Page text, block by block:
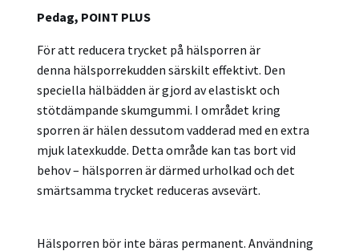
Pedag, POINT PLUS
För att reducera trycket på hälsporren är
denna hälsporrekudden särskilt effektivt. Den
speciella hälbädden är gjord av elastiskt och
stötdämpande skumgummi. I området kring
sporren är hälen dessutom vadderad med en extra
mjuk latexkudde. Detta område kan tas bort vid
behov – hälsporren är därmed urholkad och det
smärtsamma trycket reduceras avsevärt.
Hälsporren bör inte bäras permanent. Användning